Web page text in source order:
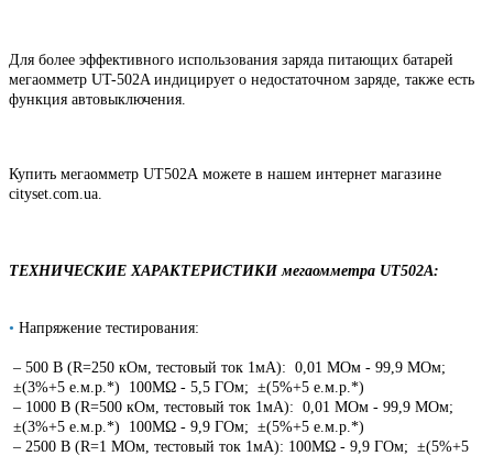
Для более эффективного использования заряда питающих батарей
мегаомметр UT-502A индицирует о недостаточном заряде, также есть
функция автовыключения.
Купить мегаомметр UT502A можете в нашем интернет магазине
cityset.com.ua.
ТЕХНИЧЕСКИЕ ХАРАКТЕРИСТИКИ мегаомметра UT502A:
• Напряжение тестирования:
– 500 В (R=250 кОм, тестовый ток 1мА): 0,01 MОм - 99,9 MОм;
±(3%+5 е.м.р.*) 100MΩ - 5,5 ГОм; ±(5%+5 е.м.р.*)
– 1000 В (R=500 кОм, тестовый ток 1мА): 0,01 MОм - 99,9 MОм;
±(3%+5 е.м.р.*) 100MΩ - 9,9 ГОм; ±(5%+5 е.м.р.*)
– 2500 В (R=1 МОм, тестовый ток 1мА): 100MΩ - 9,9 ГОм; ±(5%+5